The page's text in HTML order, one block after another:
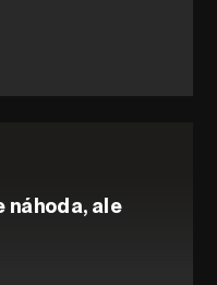
náhoda, ale